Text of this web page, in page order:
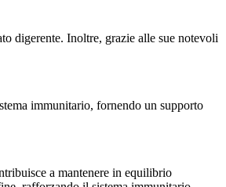
digerente. Inoltre, grazie alle sue notevoli
immunitario, fornendo un supporto
a mantenere in equilibrio